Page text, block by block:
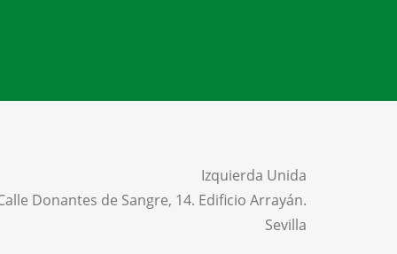
Izquierda Unida
Donantes de Sangre, 14. Edificio Arrayán.
Sevilla